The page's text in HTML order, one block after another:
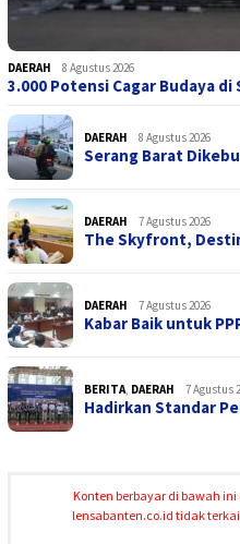
DAERAH 8 Agustus 2026
3.000 Potensi Cagar Budaya
DAERAH 8 Agustus 2026
Serang Barat
DAERAH 7 Agustus 2026
The Skyfront,
DAERAH 7 Agustus 2026
Kabar Baik untuk
BERITA, DAERAH 7 Agustus
Hadirkan Standar
Konten berbayar di bawah
lensabanten.co.id tidak